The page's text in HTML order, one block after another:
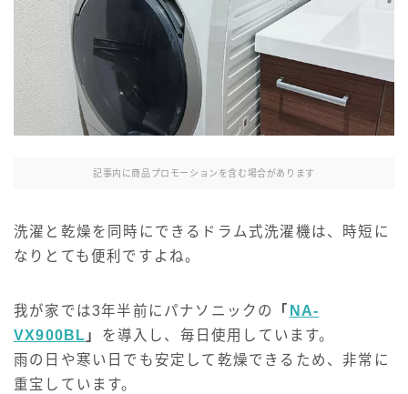
記事内に商品プロモーションを含む場合があります
洗濯と乾燥を同時にできるドラム式洗濯機は、時短に
なりとても便利ですよね。
我が家では3年半前にパナソニックの 「 NA-
VX900BL 」 を導入し、毎日使用しています。
雨の日や寒い日でも安定して乾燥できるため、非常に
重宝しています。